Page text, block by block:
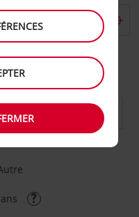
de retour
DE RETOUR